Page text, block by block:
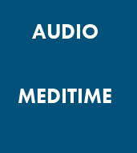
AUDIO
MEDITIME